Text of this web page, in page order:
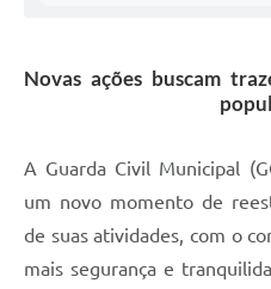
Novas ações buscam
A Guarda Civil Municipal
um novo momento de
de suas atividades, com o
mais segurança e